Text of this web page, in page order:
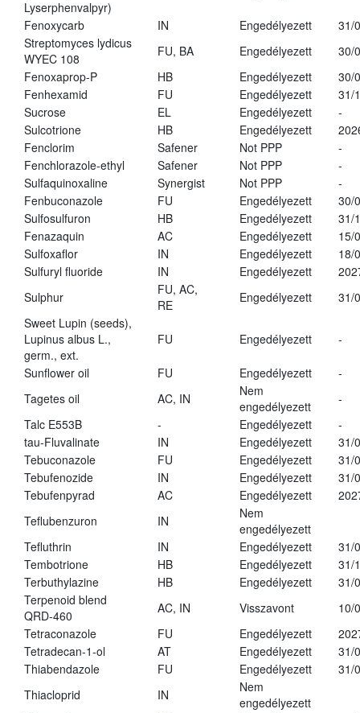
Lyserphenvalpyr)
Fenoxycarb IN Engedélyezett
31/
Streptomyces lydicus
WYEC 108
FU, BA Engedélyezett
30/
Fenoxaprop-P
HB Engedélyezett
30/
Fenhexamid
FU Engedélyezett
31/
Sucrose
EL Engedélyezett
-
Sulcotrione
HB Engedélyezett
Fenclorim
Safener Not PPP
-
Fenchlorazole-ethyl
Safener Not PPP
-
Sulfaquinoxaline
Synergist Not PPP
-
Fenbuconazole
FU Engedélyezett
30/
Sulfosulfuron
HB Engedélyezett
31/
Fenazaquin
AC Engedélyezett
15/
Sulfoxaflor
IN Engedélyezett
18/
Sulfuryl fluoride
IN Engedélyezett
Sulphur
FU, AC,
RE
Engedélyezett
31/
Sweet Lupin (seeds),
Lupinus albus L.,
germ., ext.
FU Engedélyezett -
Sunflower oil FU Engedélyezett
-
Tagetes oil
AC, IN
Nem
engedélyezett
-
Talc E553B
- Engedélyezett
-
tau-Fluvalinate
IN Engedélyezett
31/
Tebuconazole
FU Engedélyezett
31/
Tebufenozide
IN Engedélyezett
31/
Tebufenpyrad
AC Engedélyezett
Teflubenzuron
IN
Nem
engedélyezett
Tefluthrin
IN Engedélyezett
31/
Tembotrione
HB Engedélyezett
31/
Terbuthylazine
HB Engedélyezett
31/
Terpenoid blend
QRD-460
AC, IN Visszavont
10/
Tetraconazole
FU Engedélyezett
Tetradecan-1-ol
AT Engedélyezett
31/
Thiabendazole
FU Engedélyezett
31/
Thiacloprid
IN
Nem
engedélyezett